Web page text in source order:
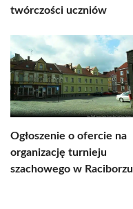
twórczości uczniów
Ogłoszenie o ofercie na
organizację turnieju
szachowego w Raciborzu